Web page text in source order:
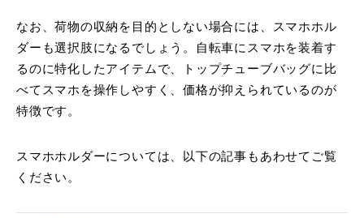
なお、荷物の収納を目的としない場合には、スマホホル
ダーも選択肢になるでしょう。自転車にスマホを装着す
るのに特化したアイテムで、トップチューブバッグに比
べてスマホを操作しやすく、価格が抑えられているのが
特徴です。
スマホホルダーについては、以下の記事もあわせてご覧
ください。